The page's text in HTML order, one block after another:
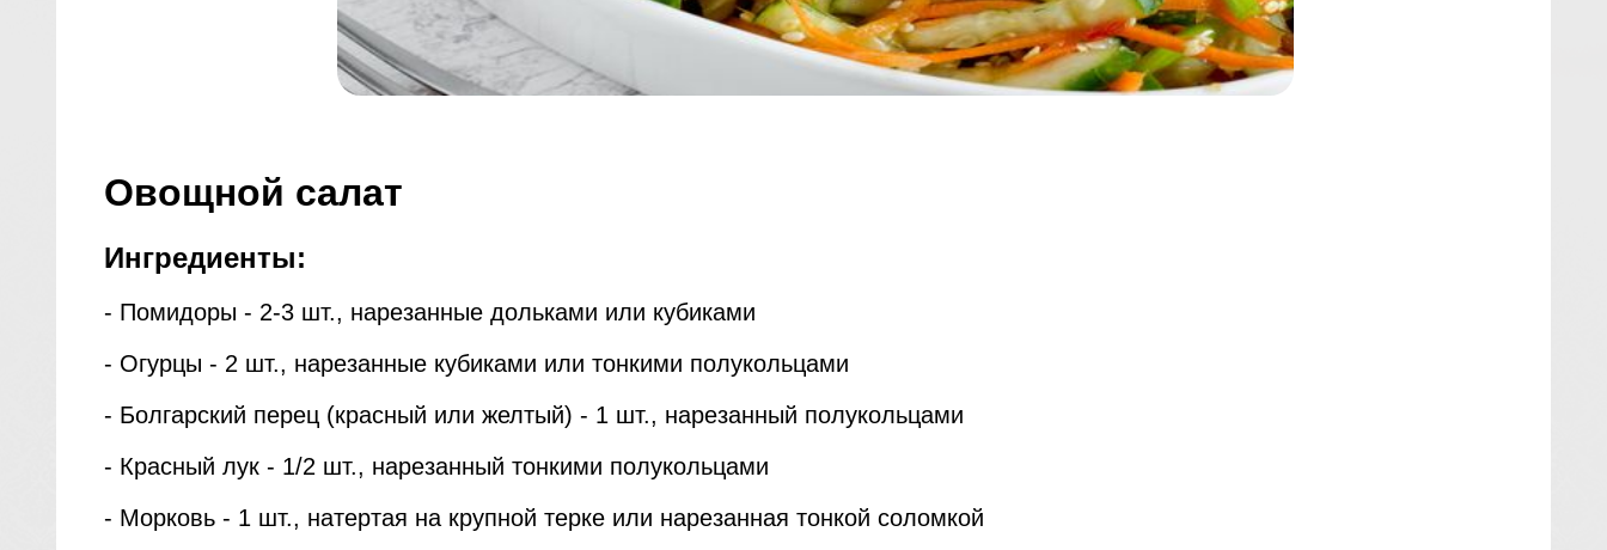
Овощной салат
Ингредиенты:
- Помидоры - 2-3 шт., нарезанные дольками или кубиками
- Огурцы - 2 шт., нарезанные кубиками или тонкими полукольцами
- Болгарский перец (красный или желтый) - 1 шт., нарезанный полукольцами
- Красный лук - 1/2 шт., нарезанный тонкими полукольцами
- Морковь - 1 шт., натертая на крупной терке или нарезанная тонкой соломкой